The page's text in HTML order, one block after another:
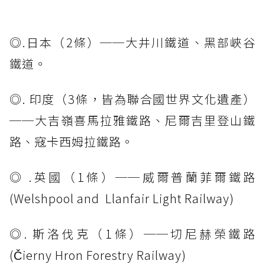
◎.日本（2條）──大井川鐵道、黑部峽谷
鐵道。
◎. 印度（3條，皆為聯合國世界文化遺產）
──大吉嶺喜馬拉雅鐵路、尼爾吉里登山鐵
路、寇卡西姆拉鐵路。
◎ .英國（1條）──威爾普蘭菲爾鐵路
(Welshpool and Llanfair Light Railway)
◎. 斯洛伐克（1條）──切尼赫榮鐵路
(Čierny Hron Forestry Railway)